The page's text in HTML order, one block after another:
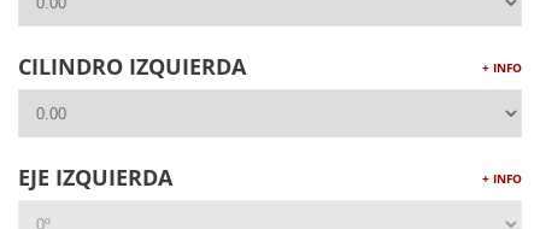
CILINDRO IZQUIERDA + INFO
EJE IZQUIERDA + INFO